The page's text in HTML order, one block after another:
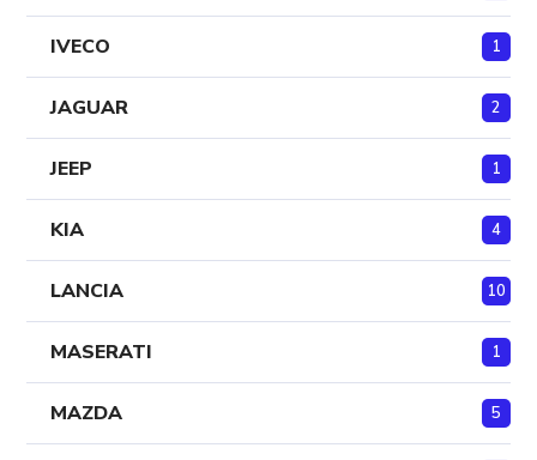
IVECO 1
JAGUAR 2
JEEP 1
KIA 4
LANCIA 10
MASERATI 1
MAZDA 5